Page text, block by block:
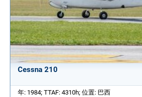
Cessna 210
年: 1984; TTAF: 4310h; 位置: 巴西